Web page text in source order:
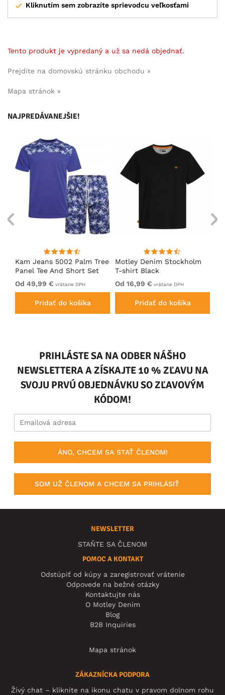
Kliknutím sem zobrazíte sprievodcu veľkosťami
Tento produkt je vypredaný a už sa nedá objednať.
Prejdite na domovskú stránku obchodu »
Mapa stránok »
NAJPREDÁVANEJŠIE!
Kam Jeans 5002 Palm Tree
Panel Tee And Short Set
Electric Blue
Od 49,99 € vrátane DPH
Pridať do košíka
Motley Denim Stockholm
T-shirt Black
Od 16,99 € vrátane DPH
Pridať do košíka
PRIHLÁSTE SA NA ODBER NÁŠHO
NEWSLETTERA A ZÍSKAJTE 10 % ZĽAVU NA
SVOJU PRVÚ OBJEDNÁVKU SO ZĽAVOVÝM
KÓDOM!
ÁNO, CHCEM SA STAŤ ČLENOM!
SOM UŽ ČLENOM A CHCEM SA PRIHLÁSIŤ
NEWSLETTER
STAŇTE SA ČLENOM
POMOC A KONTAKT
Odstúpiť od kúpy a zaregistrovať vrátenie
Odpovede na bežné otázky
Kontaktujte nás
O Motley Denim
Blog
B2B Inquiries
Mapa stránok
ZÁKAZNÍCKA PODPORA
Živý chat – kliknite na ikonu chatu v pravom dolnom rohu